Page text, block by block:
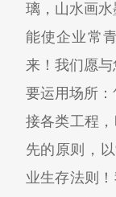
璃，山水画
能使企业常
来！我们愿
要运用场所
接各类工程
先的原则，
业生存法则